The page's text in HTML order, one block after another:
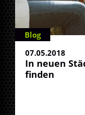
Blog
07.05.2018
In neuen
finden